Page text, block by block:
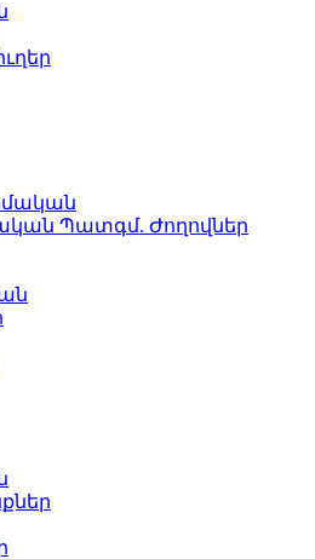
Պատգմ. Ժողովներ